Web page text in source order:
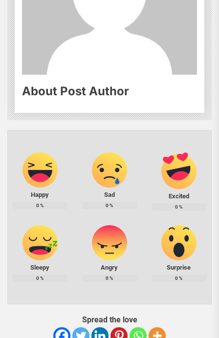
About Post Author
Happy
0%
Sad
0%
Excited
0%
Sleepy
0%
Angry
0%
Surprise
0%
Spread the love